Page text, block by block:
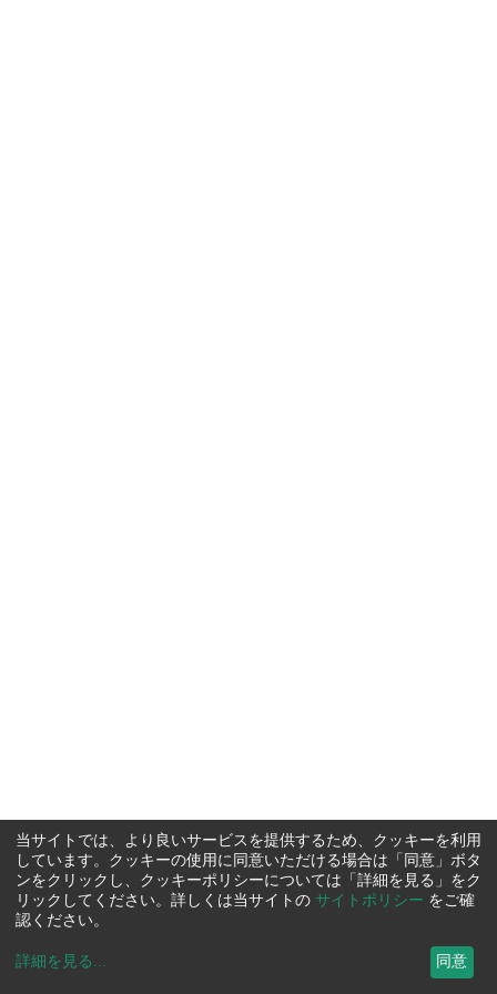
当サイトでは、より良いサービスを提供するため、クッキーを利用
しています。クッキーの使用に同意いただける場合は「同意」ボタ
ンをクリックし、クッキーポリシーについては「詳細を見る」をク
リックしてください。詳しくは当サイトの サイトポリシー をご確
認ください。
詳細を見る ... 同意